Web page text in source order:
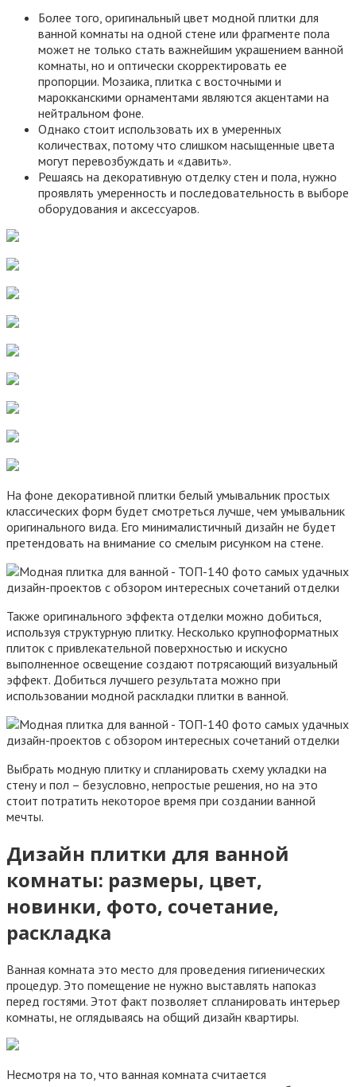
Более того, оригинальный цвет модной плитки для
ванной комнаты на одной стене или фрагменте пола
может не только стать важнейшим украшением ванной
комнаты, но и оптически скорректировать ее
пропорции. Мозаика, плитка с восточными и
марокканскими орнаментами являются акцентами на
нейтральном фоне.
Однако стоит использовать их в умеренных
количествах, потому что слишком насыщенные цвета
могут перевозбуждать и «давить».
Решаясь на декоративную отделку стен и пола, нужно
проявлять умеренность и последовательность в выборе
оборудования и аксессуаров.
На фоне декоративной плитки белый умывальник простых
классических форм будет смотреться лучше, чем умывальник
оригинального вида. Его минималистичный дизайн не будет
претендовать на внимание со смелым рисунком на стене.
Также оригинального эффекта отделки можно добиться,
используя структурную плитку. Несколько крупноформатных
плиток с привлекательной поверхностью и искусно
выполненное освещение создают потрясающий визуальный
эффект. Добиться лучшего результата можно при
использовании модной раскладки плитки в ванной.
Выбрать модную плитку и спланировать схему укладки на
стену и пол – безусловно, непростые решения, но на это
стоит потратить некоторое время при создании ванной
мечты.
Дизайн плитки для ванной
комнаты: размеры, цвет,
новинки, фото, сочетание,
раскладка
Ванная комната это место для проведения гигиенических
процедур. Это помещение не нужно выставлять напоказ
перед гостями. Этот факт позволяет спланировать интерьер
комнаты, не оглядываясь на общий дизайн квартиры.
Несмотря на то, что ванная комната считается